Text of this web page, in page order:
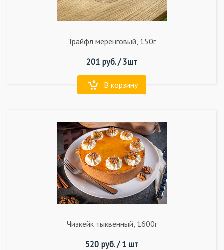
Трайфл меренговый, 150г
201 руб. /3шт
В корзину
Чизкейк тыквенный, 1600г
520 руб. /1 шт